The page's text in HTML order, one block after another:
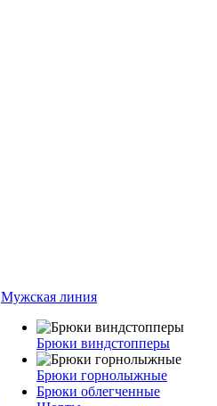
Мужская линия
Брюки виндстопперы
Брюки горнолыжные
Брюки облегченные